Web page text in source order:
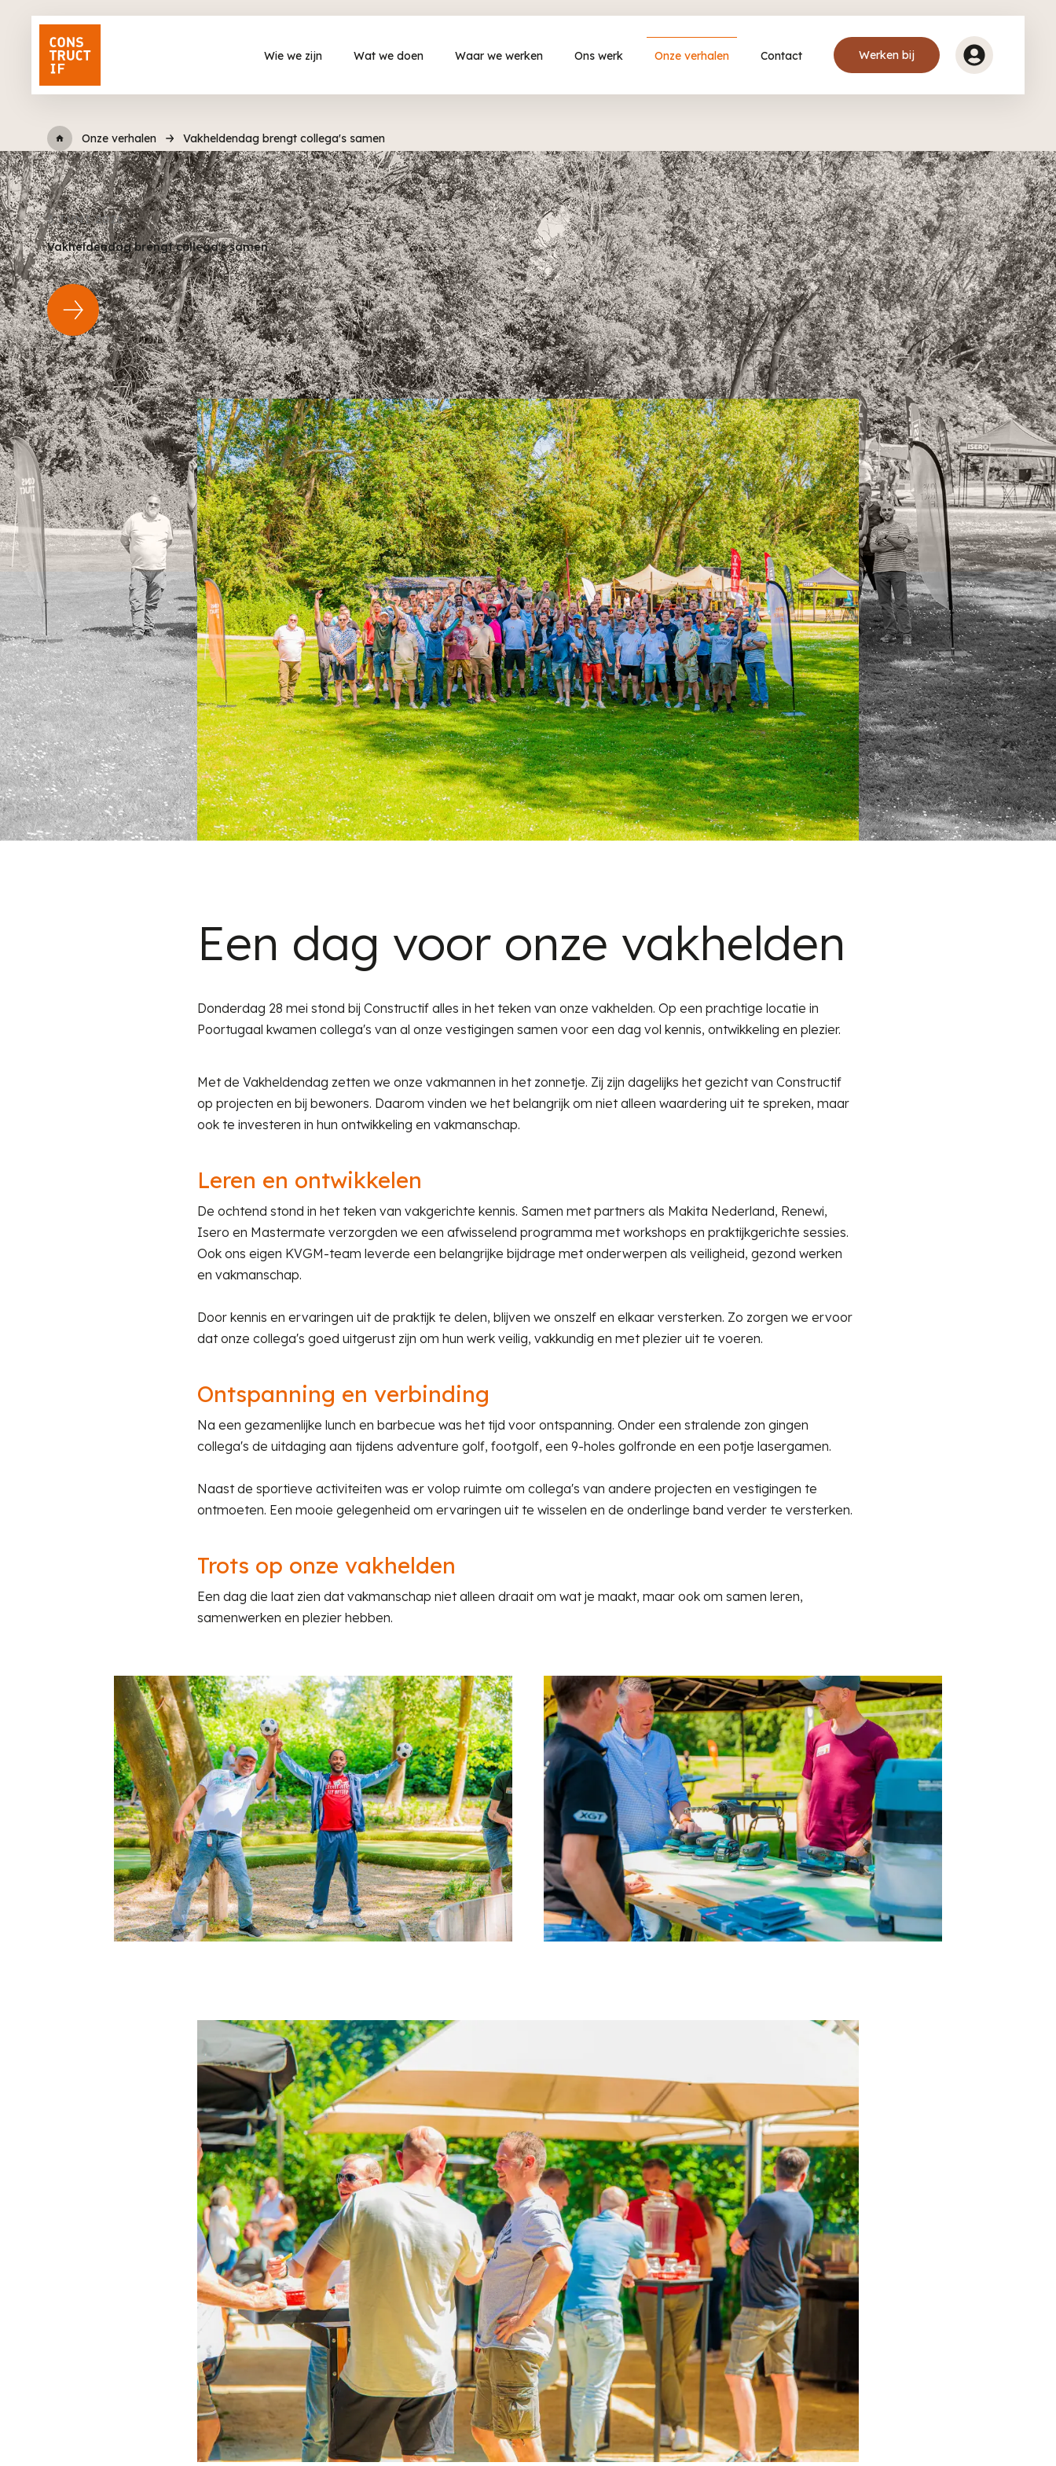
Wie we zijn Wat we doen Waar we werken Ons werk Onze verhalen Contact Werken bij
Onze verhalen Vakheldendag brengt collega's samen
3 JUNI 2026
Vakheldendag brengt collega's samen
Een dag voor onze vakhelden
Donderdag 28 mei stond bij Constructif alles in het teken van onze vakhelden. Op een prachtige locatie in
Poortugaal kwamen collega's van al onze vestigingen samen voor een dag vol kennis, ontwikkeling en plezier.
Met de Vakheldendag zetten we onze vakmannen in het zonnetje. Zij zijn dagelijks het gezicht van Constructif
op projecten en bij bewoners. Daarom vinden we het belangrijk om niet alleen waardering uit te spreken, maar
ook te investeren in hun ontwikkeling en vakmanschap.
Leren en ontwikkelen
De ochtend stond in het teken van vakgerichte kennis. Samen met partners als Makita Nederland, Renewi,
Isero en Mastermate verzorgden we een afwisselend programma met workshops en praktijkgerichte sessies.
Ook ons eigen KVGM-team leverde een belangrijke bijdrage met onderwerpen als veiligheid, gezond werken
en vakmanschap.
Door kennis en ervaringen uit de praktijk te delen, blijven we onszelf en elkaar versterken. Zo zorgen we ervoor
dat onze collega's goed uitgerust zijn om hun werk veilig, vakkundig en met plezier uit te voeren.
Ontspanning en verbinding
Na een gezamenlijke lunch en barbecue was het tijd voor ontspanning. Onder een stralende zon gingen
collega's de uitdaging aan tijdens adventure golf, footgolf, een 9-holes golfronde en een potje lasergamen.
Naast de sportieve activiteiten was er volop ruimte om collega's van andere projecten en vestigingen te
ontmoeten. Een mooie gelegenheid om ervaringen uit te wisselen en de onderlinge band verder te versterken.
Trots op onze vakhelden
Een dag die laat zien dat vakmanschap niet alleen draait om wat je maakt, maar ook om samen leren,
samenwerken en plezier hebben.